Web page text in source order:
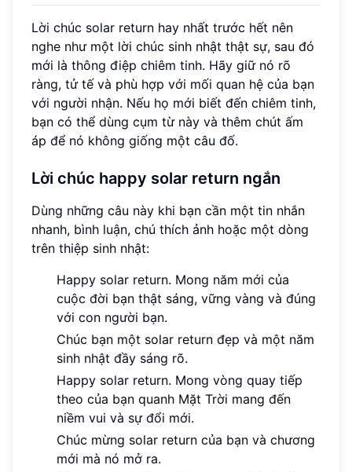
Lời chúc solar return hay nhất trước hết nên
nghe như một lời chúc sinh nhật thật sự, sau đó
mới là thông điệp chiêm tinh. Hãy giữ nó rõ
ràng, tử tế và phù hợp với mối quan hệ của bạn
với người nhận. Nếu họ mới biết đến chiêm tinh,
bạn có thể dùng cụm từ này và thêm chút ấm
áp để nó không giống một câu đố.
Lời chúc happy solar return ngắn
Dùng những câu này khi bạn cần một tin nhắn
nhanh, bình luận, chú thích ảnh hoặc một dòng
trên thiệp sinh nhật:
Happy solar return. Mong năm mới của
cuộc đời bạn thật sáng, vững vàng và đúng
với con người bạn.
Chúc bạn một solar return đẹp và một năm
sinh nhật đầy sáng rõ.
Happy solar return. Mong vòng quay tiếp
theo của bạn quanh Mặt Trời mang đến
niềm vui và sự đổi mới.
Chúc mừng solar return của bạn và chương
mới mà nó mở ra.